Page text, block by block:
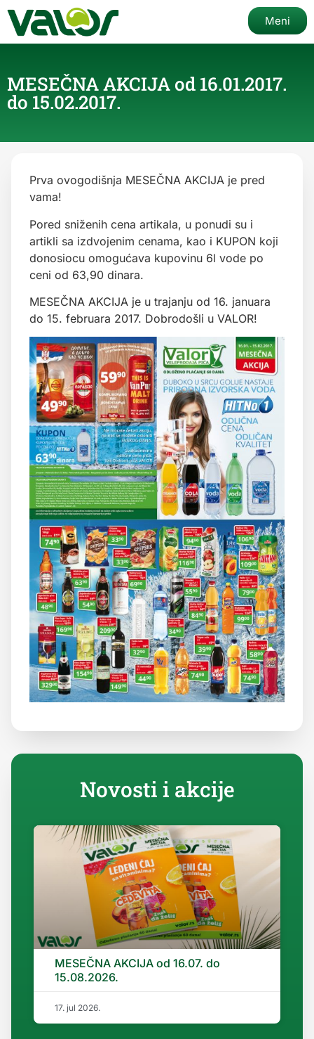
Meni
MESEČNA AKCIJA od 16.01.2017.
do 15.02.2017.
Prva ovogodišnja MESEČNA AKCIJA je pred
vama!
Pored sniženih cena artikala, u ponudi su i
artikli sa izdvojenim cenama, kao i KUPON koji
donosiocu omogućava kupovinu 6l vode po
ceni od 63,90 dinara.
MESEČNA AKCIJA je u trajanju od 16. januara
do 15. februara 2017. Dobrodošli u VALOR!
Novosti i akcije
MESEČNA AKCIJA od 16.07. do
15.08.2026.
17. jul 2026.